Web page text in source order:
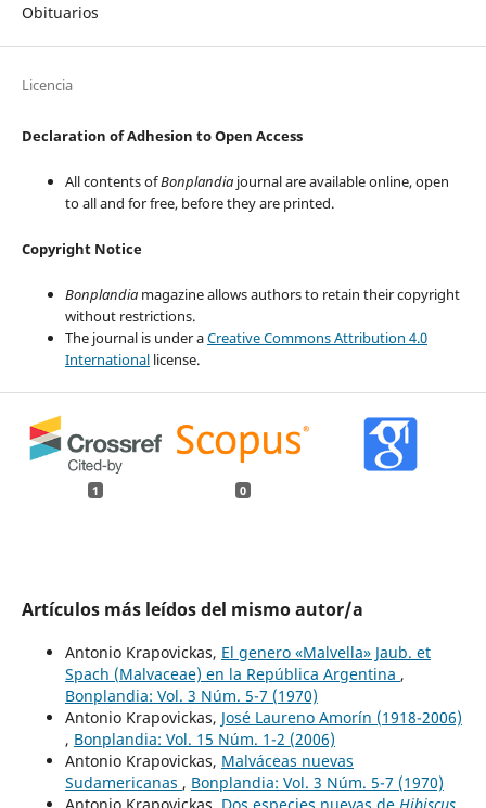
Obituarios
Licencia
Declaration of Adhesion to Open Access
All contents ofBonplandiajournal are available online, open
to all and for free, before they are printed.
Copyright Notice
Bonplandiamagazine allows authors to retain their copyright
without restrictions.
The journal is under aCreative Commons Attribution 4.0
Internationallicense.
1 0
Artículos más leídos del mismo autor/a
Antonio Krapovickas, El genero «Malvella» Jaub. et
Spach (Malvaceae) en la República Argentina ,
Bonplandia: Vol. 3 Núm. 5-7 (1970)
Antonio Krapovickas, José Laureno Amorín (1918-2006)
, Bonplandia: Vol. 15 Núm. 1-2 (2006)
Antonio Krapovickas, Malváceas nuevas
Sudamericanas , Bonplandia: Vol. 3 Núm. 5-7 (1970)